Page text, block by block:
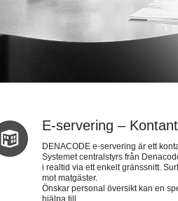
E-servering –
DENACODE e-servering är ett
Systemet centralstyrs från
i realtid via ett enkelt gränssnitt.
mot matgäster.
Önskar personal översikt kan en
hjälpa till.